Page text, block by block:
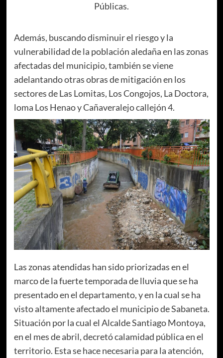
Públicas.
Además, buscando disminuir el riesgo y la
vulnerabilidad de la población aledaña en las zonas
afectadas del municipio, también se viene
adelantando otras obras de mitigación en los
sectores de Las Lomitas, Los Congojos, La Doctora,
loma Los Henao y Cañaveralejo callejón 4.
Las zonas atendidas han sido priorizadas en el
marco de la fuerte temporada de lluvia que se ha
presentado en el departamento, y en la cual se ha
visto altamente afectado el municipio de Sabaneta.
Situación por la cual el Alcalde Santiago Montoya,
en el mes de abril, decretó calamidad pública en el
territorio. Esta se hace necesaria para la atención,